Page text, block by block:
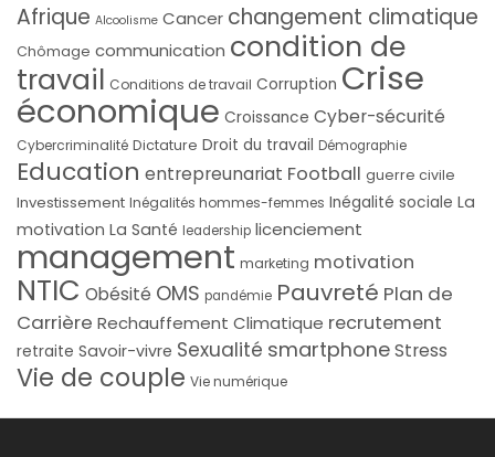
Afrique Alcoolisme Cancer changement climatique
Chômage communication condition de
travail Conditions de travail Corruption Crise
économique Croissance Cyber-sécurité
Cybercriminalité Dictature Droit du travail Démographie
Education entrepreunariat Football guerre civile
Investissement Inégalités hommes-femmes Inégalité sociale La
motivation La Santé leadership licenciement
management marketing motivation
NTIC Obésité OMS pandémie Pauvreté Plan de
Carrière Rechauffement Climatique recrutement
retraite Savoir-vivre Sexualité smartphoneStress
Vie de couple Vie numérique